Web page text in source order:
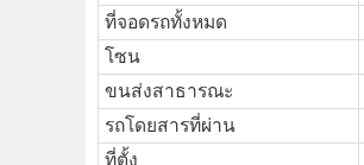
ที่จอดรถทั้งหมด
โซน
ขนส่งสาธารณะ
รถโดยสารที่ผ่าน
ที่ตั้ง